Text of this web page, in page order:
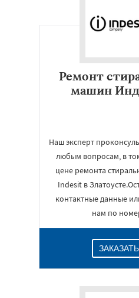
Ремонт
машин
Наш эксперт
любым вопросам, в
цене ремонта
Indesit в
контактные данные
нам по
ЗАКАЗАТЬ